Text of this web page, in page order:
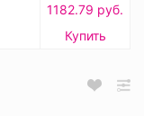
1182.79 руб.
Купить